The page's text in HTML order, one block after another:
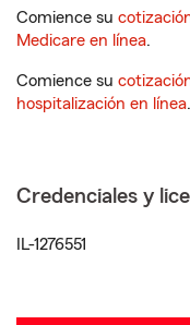
Comience su
Medicare en línea.
Comience su
hospitalización en línea.
Credenciales y
IL-1276551